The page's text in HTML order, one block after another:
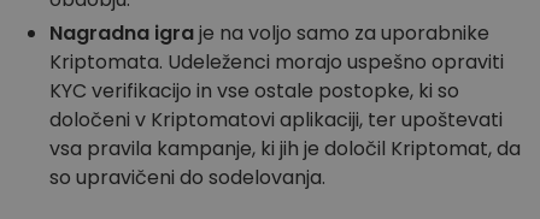
Nagradna igraje na voljo samo za uporabnike
Kriptomata. Udeleženci morajo uspešno opraviti
KYC verifikacijo in vse ostale postopke, ki so
določeni v Kriptomatovi aplikaciji, ter upoštevati
vsa pravila kampanje, ki jih je določil Kriptomat, da
so upravičeni do sodelovanja.